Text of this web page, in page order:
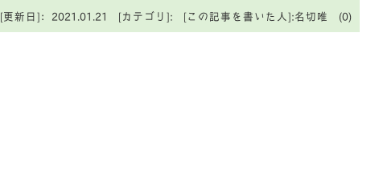
[更新日]：2021.01.21 [カテゴリ]: [この記事を書いた人]:名切唯 (0)